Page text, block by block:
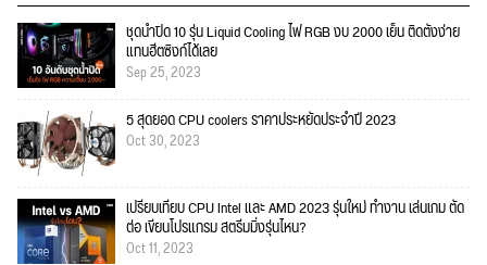
ชุดน้ำปิด 10 รุ่น Liquid Cooling ไฟ RGB งบ 2000 เย็น ติดตั้งง่าย
แทนฮีตซิงก์ได้เลย
Sep 25, 2023
5 สุดยอด CPU coolers ราคาประหยัดประจำปี 2023
Oct 30, 2023
เปรียบเทียบ CPU Intel และ AMD 2023 รุ่นใหม่ ทำงาน เล่นเกม ตัด
ต่อ เขียนโปรแกรม สตรีมมิ่งรุ่นไหน?
Oct 11, 2023